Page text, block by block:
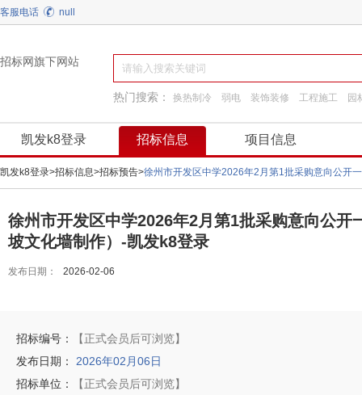
客服电话 null
招标网旗下网站
热门搜索： 换热制冷 弱电 装饰装修 工程施工
园
凯发k8登录 招标信息 项目信息
凯发k8登录>招标信息>招标预告>徐州市开发区中学2026年2月第1批采购意向公开
徐州市开发区中学2026年2月第1批采购意向公
坡文化墙制作）-凯发k8登录
发布日期： 2026-02-06
招标编号：
【正式会员后可浏览】
发布日期：
2026年02月06日
招标单位：
【正式会员后可浏览】